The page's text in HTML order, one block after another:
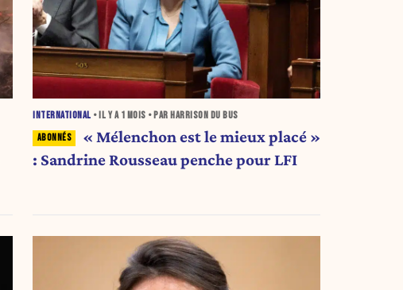
INTERNATIONAL • IL Y A 1 MOIS • PAR HARRISON DU BUS
« Mélenchon est le mieux placé »
: Sandrine Rousseau penche pour LFI